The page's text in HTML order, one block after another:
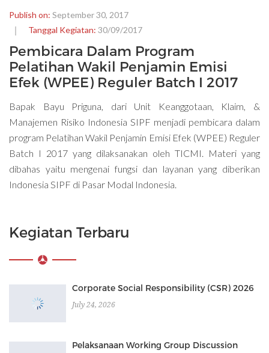
Publish on: September 30, 2017
Tanggal Kegiatan: 30/09/2017
Pembicara Dalam Program
Pelatihan Wakil Penjamin Emisi
Efek (WPEE) Reguler Batch I 2017
Bapak Bayu Priguna, dari Unit Keanggotaan, Klaim, &
Manajemen Risiko Indonesia SIPF menjadi pembicara dalam
program Pelatihan Wakil Penjamin Emisi Efek (WPEE) Reguler
Batch I 2017 yang dilaksanakan oleh TICMI. Materi yang
dibahas yaitu mengenai fungsi dan layanan yang diberikan
Indonesia SIPF di Pasar Modal Indonesia.
Kegiatan Terbaru
Corporate Social Responsibility (CSR) 2026
July 24, 2026
Pelaksanaan Working Group Discussion